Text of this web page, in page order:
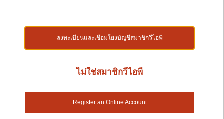
Shop by:
เคล็ดลับการสร้างบ้านที่สะดวกสบายสำหรับนกสัตว์เลี้ยงที่
คุณรัก... ที่นอนนก และทรายนก นอกจากนี้ยังอำนวยความ
ลงทะเบียนและเชื่อมโยงบัญชีสมาชิกวีไอพี
ไม่ใช่สมาชิกวีไอพี
Register an Online Account